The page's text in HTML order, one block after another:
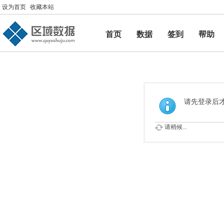
设为首页 收藏本站
首页 数据 签到
帮助
帮助
请先登录后
请稍候...